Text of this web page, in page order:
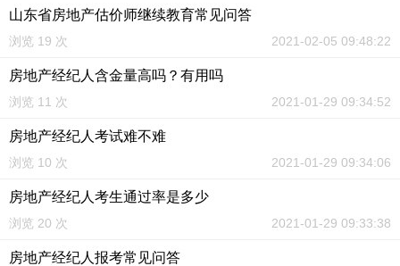
山东省房地产估价师继续教育常见问答
浏览 19 次 2021-02-05 09:48:22
房地产经纪人含金量高吗？有用吗
浏览 11 次 2021-01-29 09:34:52
房地产经纪人考试难不难
浏览 10 次 2021-01-29 09:34:06
房地产经纪人考生通过率是多少
浏览 20 次 2021-01-29 09:33:38
房地产经纪人报考常见问答